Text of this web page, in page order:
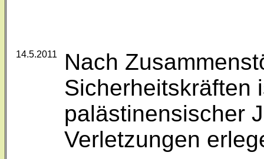
14.5.2011
Nach
Sicherheitskräften
palästinensischer
Verletzungen